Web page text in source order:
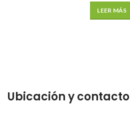
LEER MÁS
Ubicación y contacto